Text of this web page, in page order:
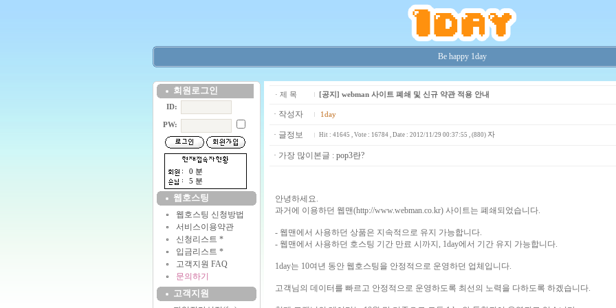
Be happy 1day
회원로그인
ID:
PW:
0 분
5 분
웹호스팅
웹호스팅 신청방법
서비스이용약관
신청리스트 *
입금리스트 *
고객지원 FAQ
문의하기
고객지원
· 제 목 [공지] webman 사이트 폐쇄 및 신규 약관 적용 안내
· 작성자 1day
· 글정보 Hit : 41645 , Vote : 16784 , Date : 2012/11/29 00:37:55 , (880) 자
· 가장 많이본글 : pop3란?
안녕하세요.
과거에 이용하던 웹맨(http://www.webman.co.kr) 사이트는 폐쇄되었습니다.
- 웹맨에서 사용하던 상품은 지속적으로 유지 가능합니다.
- 웹맨에서 사용하던 호스팅 기간 만료 시까지, 1day에서 기간 유지 가능합니다.
1day는 10여년 동안 웹호스팅을 안정적으로 운영하던 업체입니다.
고객님의 데이터를 빠르고 안정적으로 운영하도록 최선의 노력을 다하도록 하겠습니다.